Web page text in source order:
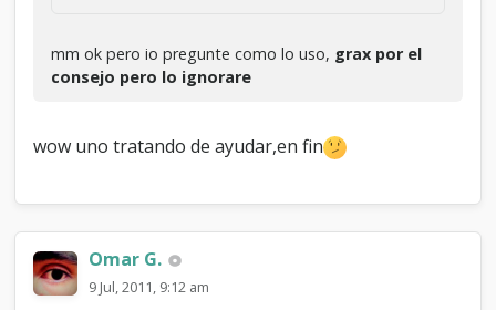
mm ok pero io pregunte como lo uso, grax por el
consejo pero lo ignorare
wow uno tratando de ayudar,en fin
Omar G.
9 Jul, 2011, 9:12 am